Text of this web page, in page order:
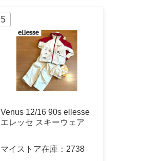
Venus 12/16 90s ellesse
エレッセ スキーウェア
マイストア在庫： 2738